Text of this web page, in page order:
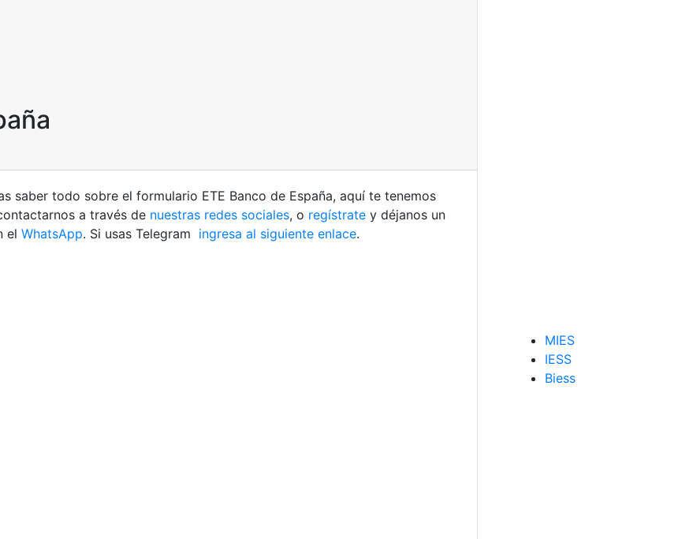
saber todo sobre el formulario ETE Banco de España, aquí te tenemos
a través de nuestras redes sociales, o regístrate y déjanos un
el WhatsApp. Si usas Telegram ingresa al siguiente enlace.
MIES
IESS
Biess